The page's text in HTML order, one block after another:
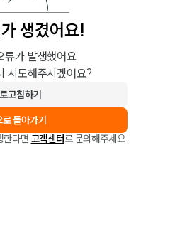
생겼어요!
류가 발생했어요.
시도해주시겠어요?
고침하기
로 돌아가기
한다면 고객센터로 문의해주세요.